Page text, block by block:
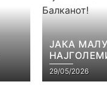
ЈАКА
БАЛКАНОТ!
29/05/2026